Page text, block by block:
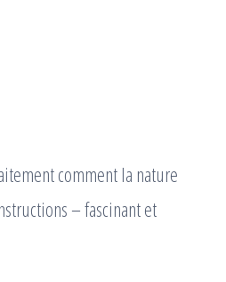
comment la nature
– fascinant et